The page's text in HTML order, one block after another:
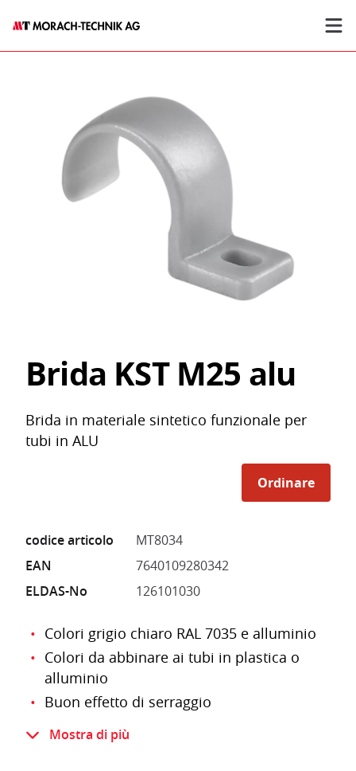
Brida KST M25 alu
Brida in materiale sintetico funzionale per
tubi in ALU
Ordinare
codice articolo
MT8034
EAN
7640109280342
ELDAS-No
126101030
Colori grigio chiaro RAL 7035 e alluminio
Colori da abbinare ai tubi in plastica o
alluminio
Buon effetto di serraggio
Plastica infrangibile resistente e
dimensionalmente stabile
Mostra di più